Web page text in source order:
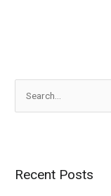
c
Recent Posts